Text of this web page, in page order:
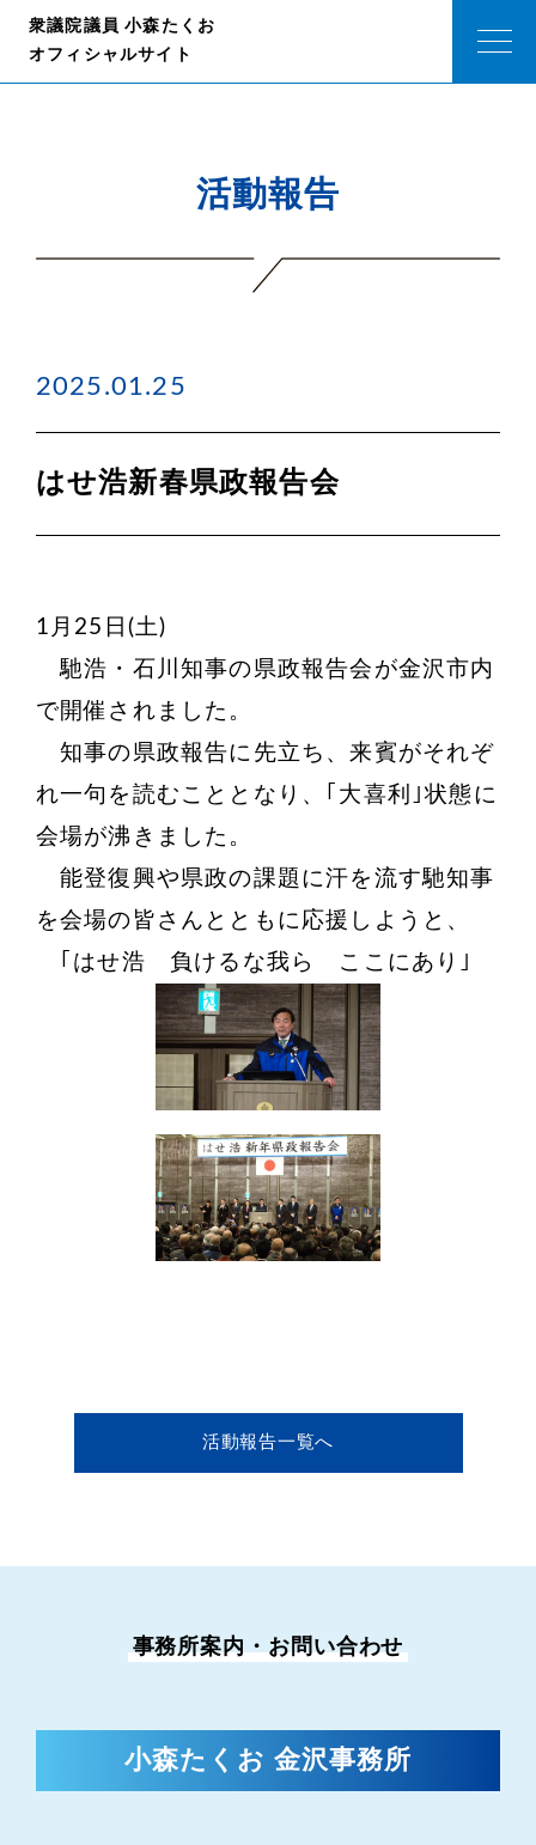
衆議院議員 小森たくお
オフィシャルサイト
活動報告
2025.01.25
はせ浩新春県政報告会
1月25日(土)
馳浩・石川知事の県政報告会が金沢市内
で開催されました。
知事の県政報告に先立ち、来賓がそれぞ
れ一句を読むこととなり、｢大喜利｣状態に
会場が沸きました。
能登復興や県政の課題に汗を流す馳知事
を会場の皆さんとともに応援しようと、
｢はせ浩 負けるな我ら ここにあり｣
活動報告一覧へ
事務所案内・お問い合わせ
小森たくお 金沢事務所